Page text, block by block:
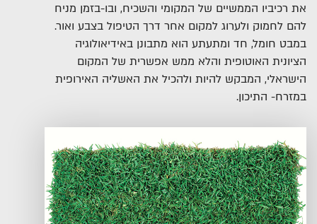
את רכיביו הממשיים של המקומי והשכיח, ובו-בזמן מניח
להם לחמוק ולערוג למקום אחר דרך הטיפול בצבע ואור.
במבט חומל, חד ומתעתע הוא מתבונן באידיאולוגיה
הציונית האוטופית והלא ממש אפשרית של המקום
הישראלי, המבקש להיות ולהכיל את האשליה האירופית
במזרח- התיכון.